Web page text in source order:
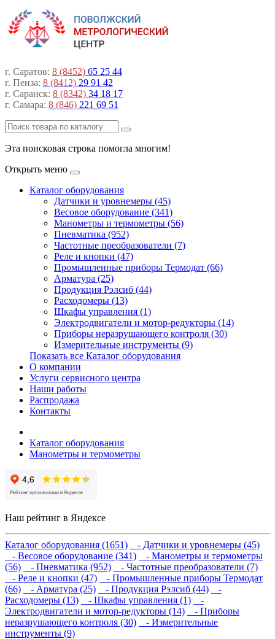
г. Саратов: 8 (8452) 65 25 44
г. Пенза: 8 (8412) 29 91 42
г. Саранск: 8 (8342) 34 18 17
г. Самара: 8 (846) 221 69 51
Эта поисковая строка помогла многим!
Открыть меню
Каталог оборудования
Датчики и уровнемеры (45)
Весовое оборудование (341)
Манометры и термометры (56)
Пневматика (952)
Частотные преобразователи (7)
Реле и кнопки (47)
Промышленные приборы Термодат (66)
Арматура (25)
Продукция Рэлсиб (44)
Расходомеры (13)
Шкафы управления (1)
Электродвигатели и мотор-редукторы (14)
Приборы неразрушающего контроля (30)
Измерительные инструменты (9)
Показать все Каталог оборудования
О компании
Услуги сервисного центра
Наши работы
Распродажа
Контакты
Каталог оборудования
Манометры и термометры
Наш рейтинг в Яндексе
Каталог оборудования (1651)
- Датчики и уровнемеры (45)
- Весовое оборудование (341)
- Манометры и термометры
(56)
- Пневматика (952)
- Частотные преобразователи (7)
- Реле и кнопки (47)
- Промышленные приборы Термодат
(66)
- Арматура (25) - Продукция Рэлсиб (44)
-
Расходомеры (13)
- Шкафы управления (1)
-
Электродвигатели и мотор-редукторы (14)
- Приборы
неразрушающего контроля (30)
- Измерительные
инструменты (9)